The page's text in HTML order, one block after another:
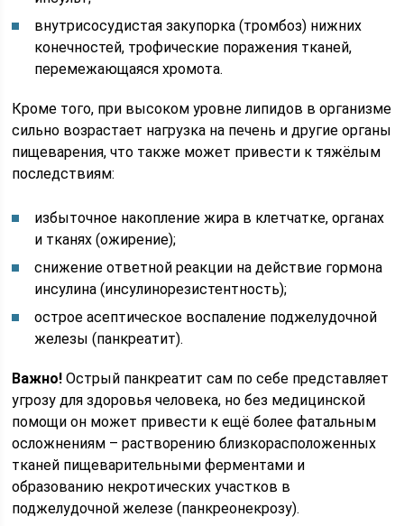
внутрисосудистая закупорка (тромбоз) нижних
конечностей, трофические поражения тканей,
перемежающаяся хромота.
Кроме того, при высоком уровне липидов в организме
сильно возрастает нагрузка на печень и другие органы
пищеварения, что также может привести к тяжёлым
последствиям:
избыточное накопление жира в клетчатке, органах
и тканях (ожирение);
снижение ответной реакции на действие гормона
инсулина (инсулинорезистентность);
острое асептическое воспаление поджелудочной
железы (панкреатит).
Важно! Острый панкреатит сам по себе представляет
угрозу для здоровья человека, но без медицинской
помощи он может привести к ещё более фатальным
осложнениям – растворению близкорасположенных
тканей пищеварительными ферментами и
образованию некротических участков в
поджелудочной железе (панкреонекрозу).